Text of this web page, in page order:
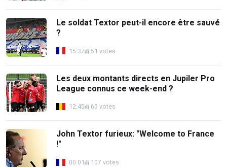
Le soldat Textor peut-il encore être sauvé
?
15:37 51 votes
Les deux montants directs en Jupiler Pro
League connus ce week-end ?
12:45 65 votes
John Textor furieux: "Welcome to France
!"
00:01 107 votes